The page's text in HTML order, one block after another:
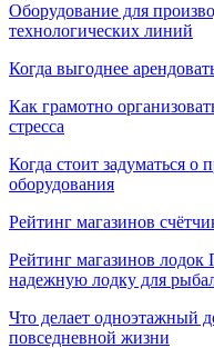
Оборудование для
технологических линий
Когда выгоднее
Как грамотно
стресса
Когда стоит задуматься о
оборудования
Рейтинг магазинов
Рейтинг магазинов
надежную лодку для
Что делает одноэтажный
повседневной жизни